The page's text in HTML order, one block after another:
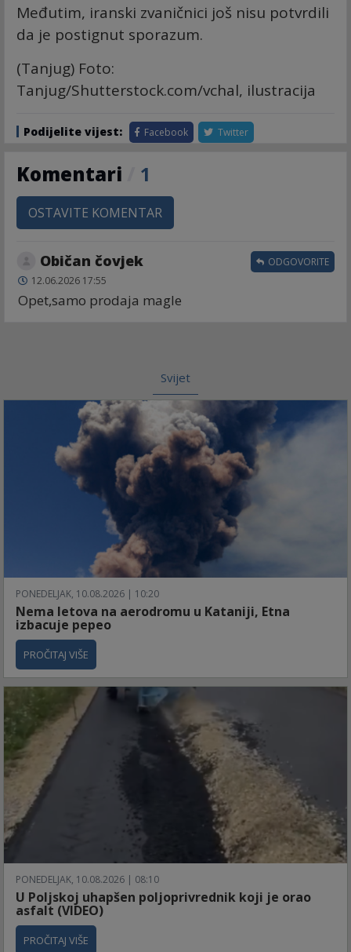
Međutim, iranski zvaničnici još nisu potvrdili
da je postignut sporazum.
(Tanjug) Foto:
Tanjug/Shutterstock.com/vchal, ilustracija
Podijelite vijest: Facebook Twitter
Komentari 1
OSTAVITE KOMENTAR
Običan čovjek
12.06.2026 17:55
Opet,samo prodaja magle
ODGOVORITE
Svijet
PONEDELJAK, 10.08.2026 | 10:20
Nema letova na aerodromu u Kataniji, Etna
izbacuje pepeo
PROČITAJ VIŠE
PONEDELJAK, 10.08.2026 | 08:10
U Poljskoj uhapšen poljoprivrednik koji je orao
asfalt (VIDEO)
PROČITAJ VIŠE